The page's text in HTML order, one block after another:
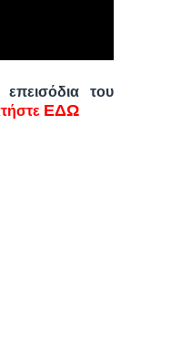
του
ΕΔΩ